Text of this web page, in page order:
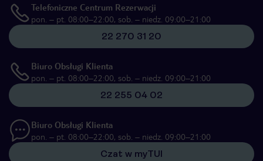
Telefoniczne Centrum Rezerwacji
pon. – pt. 08:00–22:00, sob. – niedz. 09:00–21:00
22 270 31 20
Biuro Obsługi Klienta
pon. – pt. 08:00–22:00, sob. – niedz. 09:00–21:00
22 255 04 02
Biuro Obsługi Klienta
pon. – pt. 08:00–22:00, sob. – niedz. 09:00–21:00
Czat w myTUI